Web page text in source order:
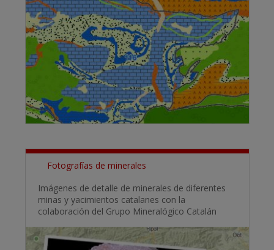
Fotografías de minerales
Imágenes de detalle de minerales de diferentes
minas y yacimientos catalanes con la
colaboración del Grupo Mineralógico Catalán